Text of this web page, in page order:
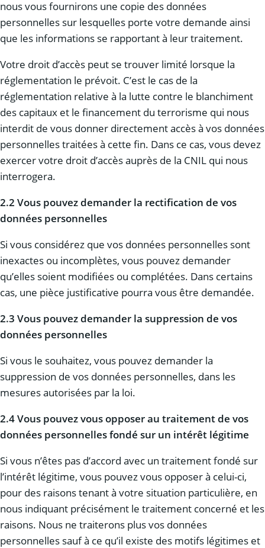
nous vous fournirons une copie des données
personnelles sur lesquelles porte votre demande ainsi
que les informations se rapportant à leur traitement.
Votre droit d’accès peut se trouver limité lorsque la
réglementation le prévoit. C’est le cas de la
réglementation relative à la lutte contre le blanchiment
des capitaux et le financement du terrorisme qui nous
interdit de vous donner directement accès à vos données
personnelles traitées à cette fin. Dans ce cas, vous devez
exercer votre droit d’accès auprès de la CNIL qui nous
interrogera.
2.2 Vous pouvez demander la rectification de vos
données personnelles
Si vous considérez que vos données personnelles sont
inexactes ou incomplètes, vous pouvez demander
qu’elles soient modifiées ou complétées. Dans certains
cas, une pièce justificative pourra vous être demandée.
2.3 Vous pouvez demander la suppression de vos
données personnelles
Si vous le souhaitez, vous pouvez demander la
suppression de vos données personnelles, dans les
mesures autorisées par la loi.
2.4 Vous pouvez vous opposer au traitement de vos
données personnelles fondé sur un intérêt légitime
Si vous n’êtes pas d’accord avec un traitement fondé sur
l’intérêt légitime, vous pouvez vous opposer à celui-ci,
pour des raisons tenant à votre situation particulière, en
nous indiquant précisément le traitement concerné et les
raisons. Nous ne traiterons plus vos données
personnelles sauf à ce qu’il existe des motifs légitimes et